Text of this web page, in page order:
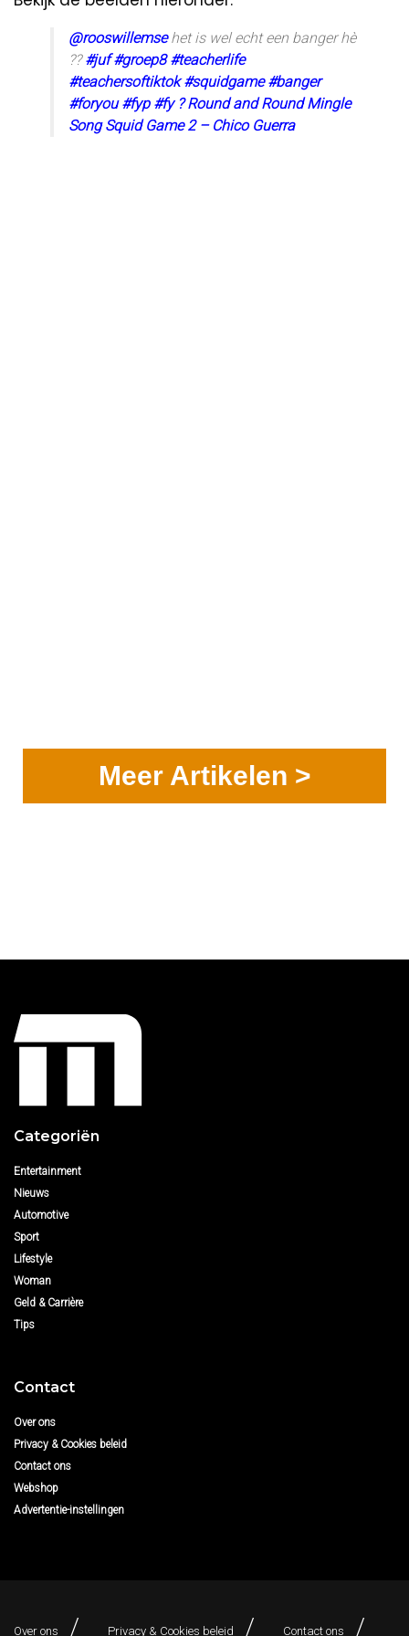
@rooswillemsehet is wel echt een banger hè
??#juf #groep8 #teacherlife
#teachersoftiktok #squidgame #banger
#foryou #fyp #fy ? Round and Round Mingle
Song Squid Game 2 – Chico Guerra
Meer Artikelen >
Categoriën
Entertainment
Nieuws
Automotive
Sport
Lifestyle
Woman
Geld & Carrière
Tips
Contact
Over ons
Privacy & Cookies beleid
Contact ons
Webshop
Advertentie-instellingen
Over ons Privacy & Cookies beleid Contact ons